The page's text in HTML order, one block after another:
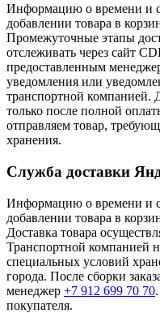
Информацию о времени и
добавлении товара в
Промежуточные этапы
отслеживать через сайт
предоставленным
уведомления или
транспортной компанией.
только после полной
отправляем товар,
хранения.
Служба доставки
Информацию о времени и
добавлении товара в
Доставка товара
Транспортной компанией
специальных условий
города. После сборки
менеджер +7 912 699 70 70
покупателя.